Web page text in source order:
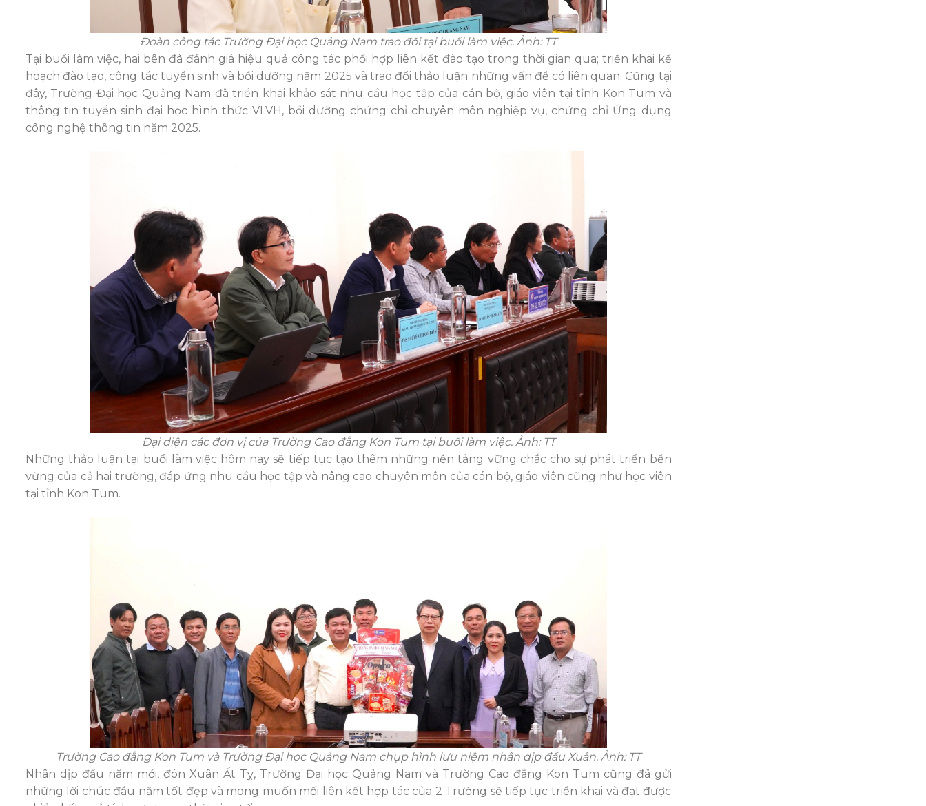
Đoàn công tác Trường Đại học Quảng Nam trao đổi tại buổi làm việc. Ảnh: TT
Tại buổi làm việc, hai bên đã đánh giá hiệu quả công tác phối hợp liên kết đào tạo trong thời gian qua; triển khai kế
hoạch đào tạo, công tác tuyển sinh và bồi dưỡng năm 2025 và trao đổi thảo luận những vấn đề có liên quan. Cũng tại
đây, Trường Đại học Quảng Nam đãtriển khai khảo sát nhu cầu học tập của cán bộ, giáo viên tại tỉnh Kon Tum và
thông tin tuyển sinh đại học hình thức VLVH, bồi dưỡng chứng chỉ chuyên môn nghiệp vụ, chứng chỉ Ứng dụng
công nghệ thông tin năm 2025.
Đại diện các đơn vị của Trường Cao đẳng Kon Tum tại buổi làm việc. Ảnh: TT
Những thảo luận tại buổi làm việc hôm nay sẽ tiếp tụctạo thêm những nền tảng vững chắc cho sự phát triển bền
vững của cả hai trường, đáp ứng nhu cầu học tập và nâng cao chuyên môn của cán bộ, giáo viên cũng như học viên
tại tỉnh Kon Tum.
Trường Cao đẳng Kon Tum và Trường Đại học Quảng Nam chụp hình lưu niệm nhân dịp đầu Xuân. Ảnh: TT
Nhân dịp đầu năm mới, đón Xuân Ất Tỵ, Trường Đại học Quảng Nam và Trường Cao đẳng Kon Tum cũng đã gửi
những lời chúc đầu năm tốt đẹp và mong muốn mối liên kết hợp tác của 2 Trường sẽ tiếp tục triển khai và đạt được